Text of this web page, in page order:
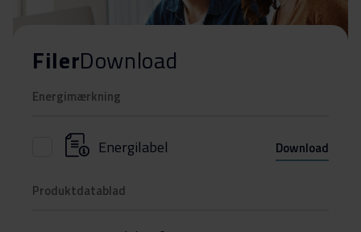
FilerDownload
Energimærkning
Energilabel Download
Produktdatablad